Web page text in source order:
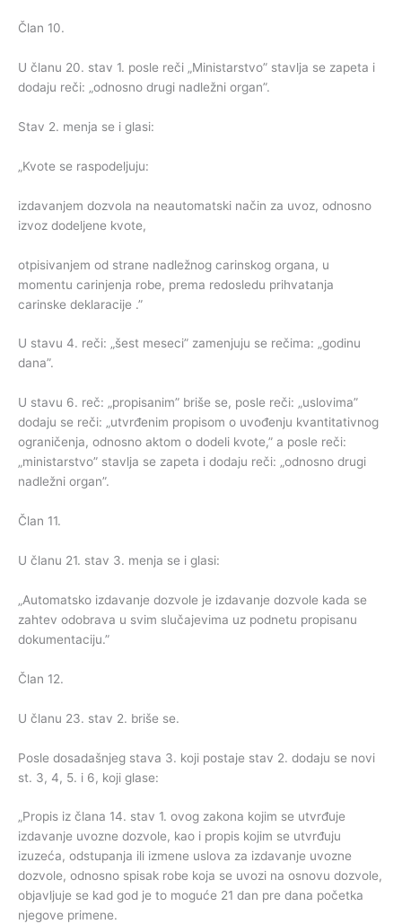
Član 10.
U članu 20. stav 1. posle reči „Ministarstvo” stavlja se zapeta i
dodaju reči: „odnosno drugi nadležni organ”.
Stav 2. menja se i glasi:
„Kvote se raspodeljuju:
izdavanjem dozvola na neautomatski način za uvoz, odnosno
izvoz dodeljene kvote,
otpisivanjem od strane nadležnog carinskog organa, u
momentu carinjenja robe, prema redosledu prihvatanja
carinske deklaracije .”
U stavu 4. reči: „šest meseci” zamenjuju se rečima: „godinu
dana”.
U stavu 6. reč: „propisanim” briše se, posle reči: „uslovima”
dodaju se reči: „utvrđenim propisom o uvođenju kvantitativnog
ograničenja, odnosno aktom o dodeli kvote,” a posle reči:
„ministarstvo” stavlja se zapeta i dodaju reči: „odnosno drugi
nadležni organ”.
Član 11.
U članu 21. stav 3. menja se i glasi:
„Automatsko izdavanje dozvole je izdavanje dozvole kada se
zahtev odobrava u svim slučajevima uz podnetu propisanu
dokumentaciju.”
Član 12.
U članu 23. stav 2. briše se.
Posle dosadašnjeg stava 3. koji postaje stav 2. dodaju se novi
st. 3, 4, 5. i 6, koji glase:
„Propis iz člana 14. stav 1. ovog zakona kojim se utvrđuje
izdavanje uvozne dozvole, kao i propis kojim se utvrđuju
izuzeća, odstupanja ili izmene uslova za izdavanje uvozne
dozvole, odnosno spisak robe koja se uvozi na osnovu dozvole,
objavljuje se kad god je to moguće 21 dan pre dana početka
njegove primene.